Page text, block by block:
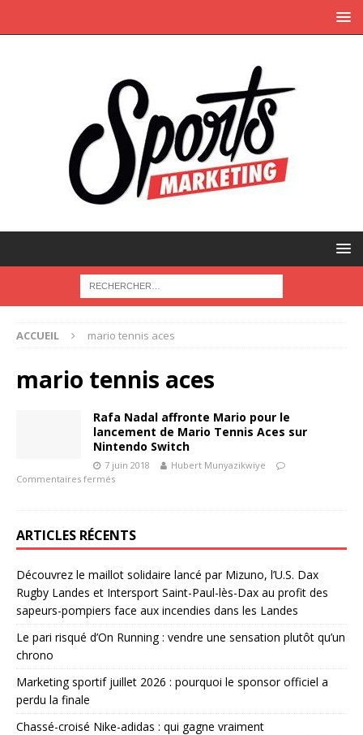
ACCUEIL mario tennis aces
mario tennis aces
Rafa Nadal affronte Mario pour le
lancement de Mario Tennis Aces sur
Nintendo Switch
7 juin 2018
Hubert Munyazikwiye
Commentaires fermés
ARTICLES RÉCENTS
Découvrez le maillot solidaire lancé par Mizuno, l’U.S. Dax
Rugby Landes et Intersport Saint-Paul-lès-Dax au profit des
sapeurs-pompiers face aux incendies dans les Landes
Le pari risqué d’On Running : vendre une sensation plutôt qu’un
chrono
Marketing sportif juillet 2026 : pourquoi le sponsor officiel a
perdu la finale
Chassé-croisé Nike-adidas : qui gagne vraiment